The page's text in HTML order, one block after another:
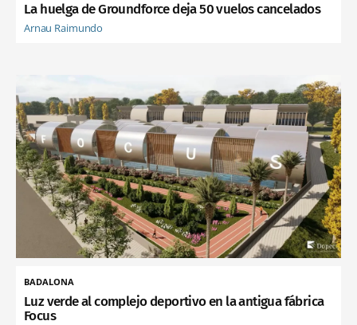
La huelga de Groundforce deja 50 vuelos cancelados
Arnau Raimundo
BADALONA
Luz verde al complejo deportivo en la antigua fábrica
Focus